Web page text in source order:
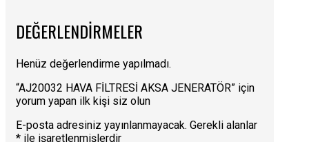
DEĞERLENDIRMELER
Henüz değerlendirme yapılmadı.
“AJ20032 HAVA FİLTRESİ AKSA JENERATÖR” için
yorum yapan ilk kişi siz olun
E-posta adresiniz yayınlanmayacak. Gerekli alanlar
* ile işaretlenmişlerdir